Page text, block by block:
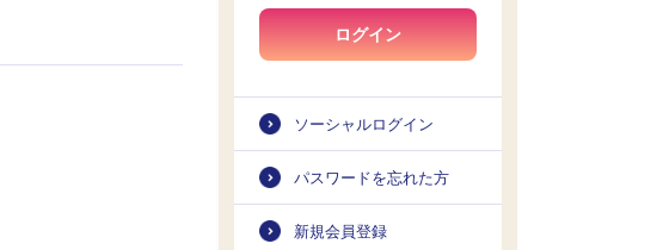
ログイン
ソーシャルログイン
パスワードを忘れた方
新規会員登録